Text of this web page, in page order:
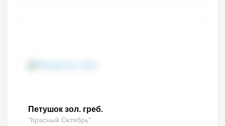
Петушок зол. греб.
"Красный Октябрь"